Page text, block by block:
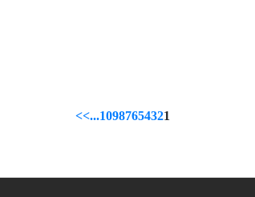
1
2
3
4
5
6
7
8
9
10
...
>>